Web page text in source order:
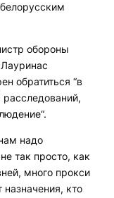
обороны
обратиться “в
надо
так просто, как
много прокси
кто